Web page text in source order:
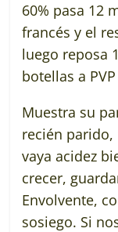
60% pasa 12
francés y el
luego reposa
botellas a
Muestra su
recién
vaya acidez
crecer,
Envolvente,
sosiego. Si